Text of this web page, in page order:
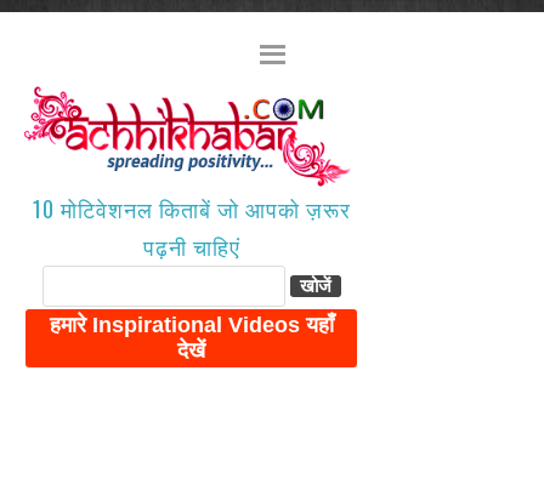
10 मोटिवेशनल किताबें जो आपको ज़रूर
पढ़नी चाहिएं